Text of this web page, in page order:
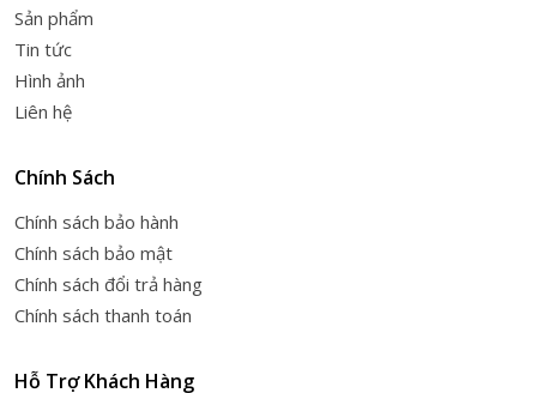
Sản phẩm
Tin tức
Hình ảnh
Liên hệ
Chính Sách
Chính sách bảo hành
Chính sách bảo mật
Chính sách đổi trả hàng
Chính sách thanh toán
Hỗ Trợ Khách Hàng